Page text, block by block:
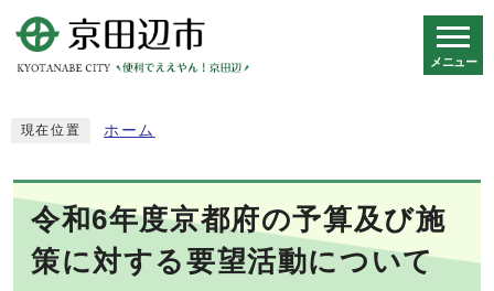
メニュー
現在位置 ホーム
令和6年度京都府の予算及び施
策に対する要望活動について